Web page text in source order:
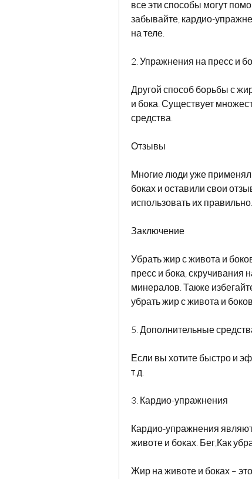
все эти способы могут
забывайте, кардио-
на теле.
2. Упражнения на пресс и
Другой способ борьбы с
и бока. Существует
средства.
Отзывы
Многие люди уже
боках и оставили свои
использовать их правильно.
Заключение
Убрать жир с живота и
пресс и бока, скручивания
минералов. Также
убрать жир с живота и
5. Дополнительные
Если вы хотите быстро и
т.д.
3. Кардио-упражнения
Кардио-упражнения
животе и боках. Бег,Как
Жир на животе и боках –